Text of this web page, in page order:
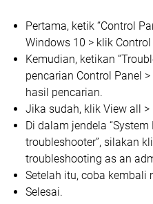
Pertama, ketik “Control
Windows 10 > klik
Kemudian, ketikan
pencarian Control Panel
hasil pencarian.
Jika sudah, klik View all
Di dalam jendela
troubleshooter”, silakan
troubleshooting as an
Setelah itu, coba kembali
Selesai.